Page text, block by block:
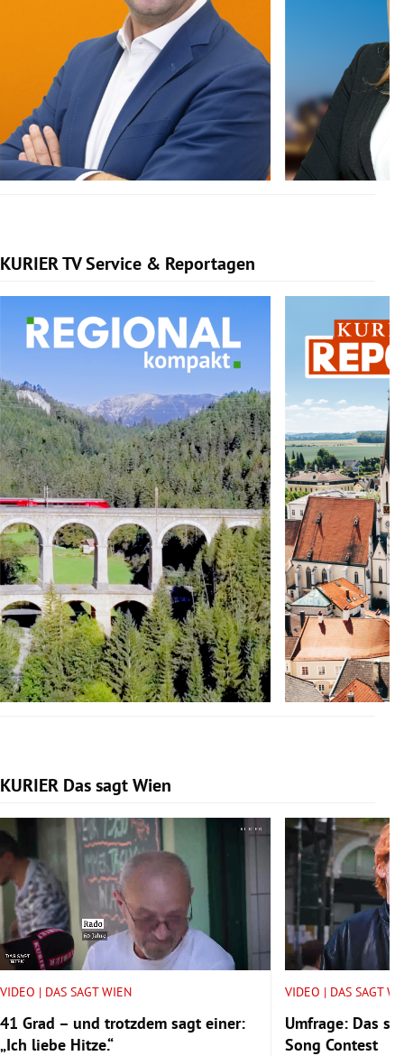
KURIER TV Service & Reportagen
Slide 1 von 3
KURIER Das sagt Wien
Slide 1 von 14
VIDEO | DAS SAGT WIEN
41 Grad – und trotzdem sagt einer:
„Ich liebe Hitze.“
VIDEO | DAS SAGT
Umfrage: Das
Song Contest